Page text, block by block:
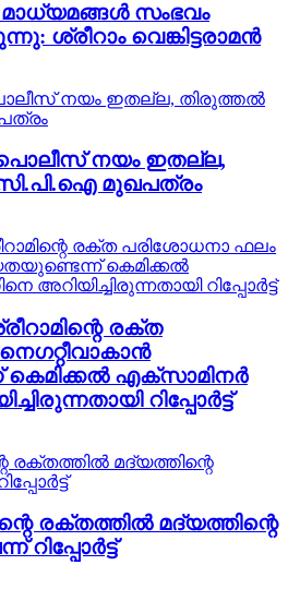
മാധ്യമങ്ങള്‍ സംഭവം
ശ്രീറാം വെങ്കിട്ടരാമന്‍
നയം ഇതല്ല,
മുഖപത്രം
രക്ത
എക്സാമിനര്‍
റിപ്പോര്‍ട്ട്
രക്തത്തില്‍ മദ്യത്തിന്റെ
റിപ്പോര്‍ട്ട്